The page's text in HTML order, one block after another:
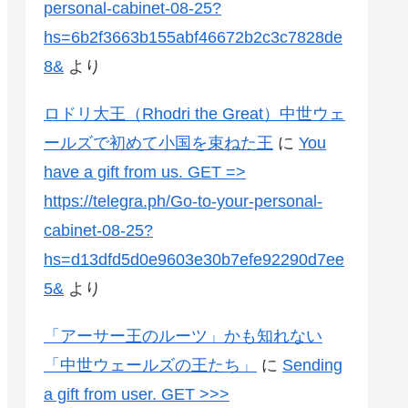
personal-cabinet-08-25?
hs=6b2f3663b155abf46672b2c3c7828de
8& より
ロドリ大王（Rhodri the Great）中世ウェ
ールズで初めて小国を束ねた王 に You
have a gift from us. GЕТ =>
https://telegra.ph/Go-to-your-personal-
cabinet-08-25?
hs=d13dfd5d0e9603e30b7efe92290d7ee
5& より
「アーサー王のルーツ」かも知れない
「中世ウェールズの王たち」
に Sending
a gift from user. GЕТ >>>